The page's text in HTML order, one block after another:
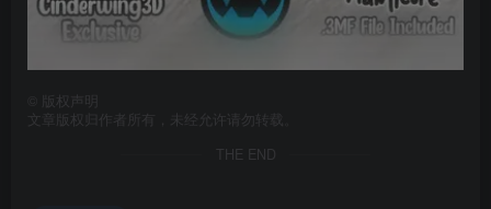
版权声明
文章版权归作者所有，未经允许请勿转载。
THE END